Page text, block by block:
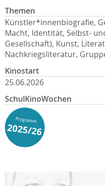
Themen
Künstler*innenbiografie,
Macht, Identität, Selbst-
Gesellschaft), Kunst,
Nachkriegsliteratur,
Kinostart
25.06.2026
SchulKinoWochen